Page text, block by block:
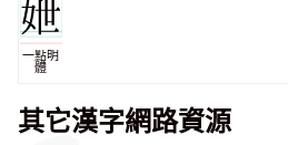
一點明
體
其它漢字網路資源